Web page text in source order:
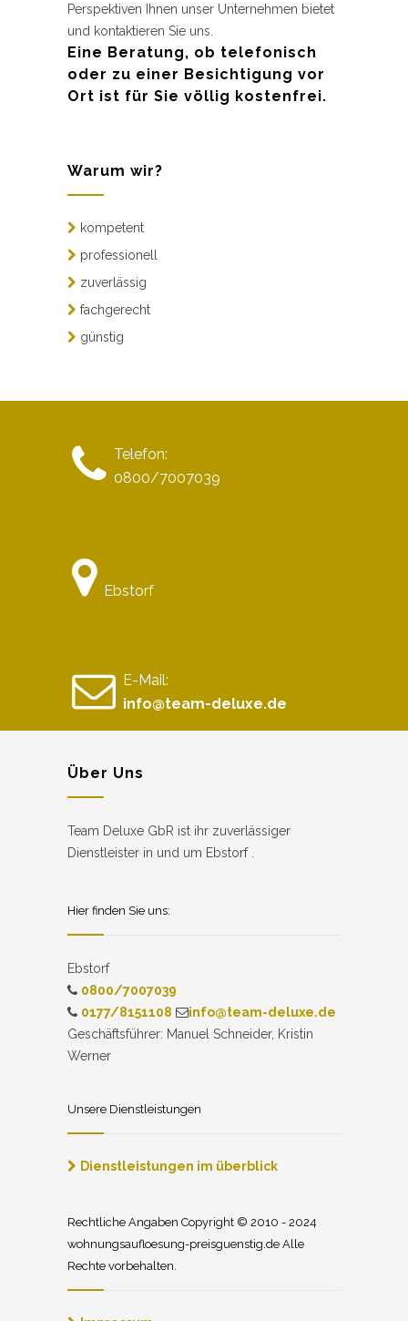
Perspektiven Ihnen unser Unternehmen bietet
und kontaktieren Sie uns.
Eine Beratung, ob telefonisch
oder zu einer Besichtigung vor
Ort ist für Sie völlig kostenfrei.
Warum wir?
kompetent
professionell
zuverlässig
fachgerecht
günstig
Telefon:
0800/7007039
Ebstorf
E-Mail:
info@team-deluxe.de
Über Uns
Team Deluxe GbR ist ihr zuverlässiger
Dienstleister in und um Ebstorf .
Hier finden Sie uns:
Ebstorf
0800/7007039
0177/8151108
info@team-deluxe.de
Geschäftsführer: Manuel Schneider, Kristin
Werner
Unsere Dienstleistungen
Dienstleistungen im überblick
Rechtliche Angaben Copyright © 2010 - 2024
wohnungsaufloesung-preisguenstig.de Alle
Rechte vorbehalten.